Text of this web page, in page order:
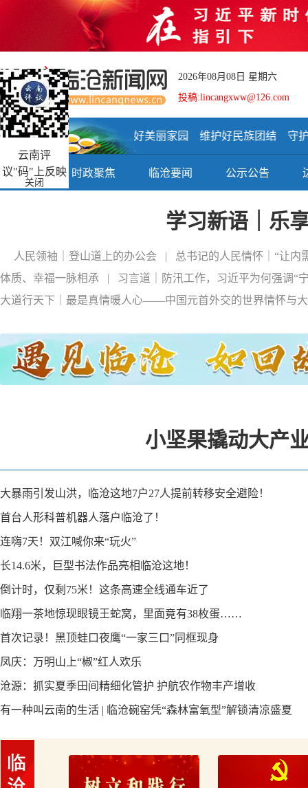
2026年08月08日 星期六
投稿:lincangxww@126.com
建设好美丽家园 维护好民族团结 守护
首页 时政聚焦 临沧要闻 公示公告
学习新语｜乐
人民领袖｜登山道上的办公会 |
总书记的人民情怀｜“让内
体质、幸福一脉相承
|
习言道｜防汛工作，习近平为何强调“
大道行天下｜最是真情暖人心——中国元首外交的世界情怀与
小坚果撬动大产
大暴雨引发山洪，临沧这地7户27人提前转移安全避险！
首台人形科普机器人落户临沧了！
连嗨7天！双江喊你来“玩火”
长14.6米，巨型书法作品亮相临沧这地！
倒计时，仅剩75米！这条高速全线通车近了
临翔一茶地惊现眼镜王蛇窝，里面竟有38枚蛋……
首次记录！黑顶蛙口夜鹰“一家三口”同框现身
凤庆：万明山上“椒”红人欢乐
沧源：抓实夏季田间精细化管护 护航农作物丰产增收
有一种叫云南的生活 | 临沧碗窑凭“森林富氧型”解锁清凉盛夏
杜建辉、徐贤开展“八一”建军节走访慰问活动
云南评
议"码"上反映
关闭